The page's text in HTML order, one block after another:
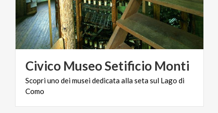
Civico MuseoSetificio Monti
Scopriuno deimuseidedicataallasetasul Lago di
Como